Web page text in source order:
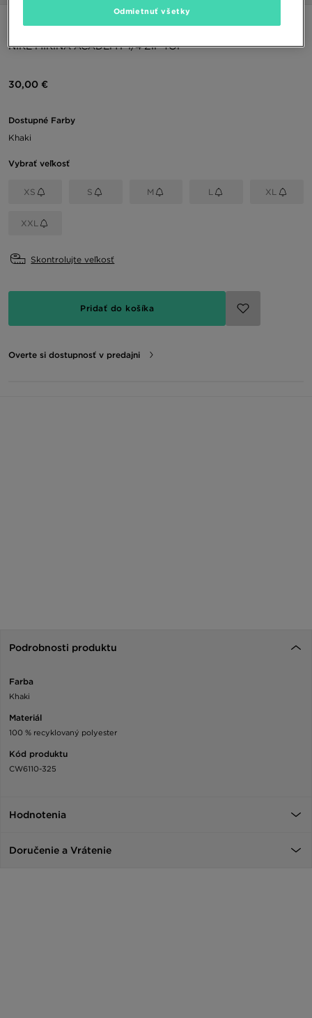
ONLY AT JD
NIKE MIKINA ACADEMY 1/4 ZIP TOP
30,00 €
Dostupné Farby
Khaki
Vybrať veľkosť
XS S M L XL
XXL
Skontrolujte veľkosť
Pridať do košíka
Overte si dostupnosť v predajni
Podrobnosti produktu
Farba
Khaki
Materiál
100 % recyklovaný polyester
Kód produktu
CW6110-325
Hodnotenia
Doručenie a Vrátenie
Odmietnuť všetky